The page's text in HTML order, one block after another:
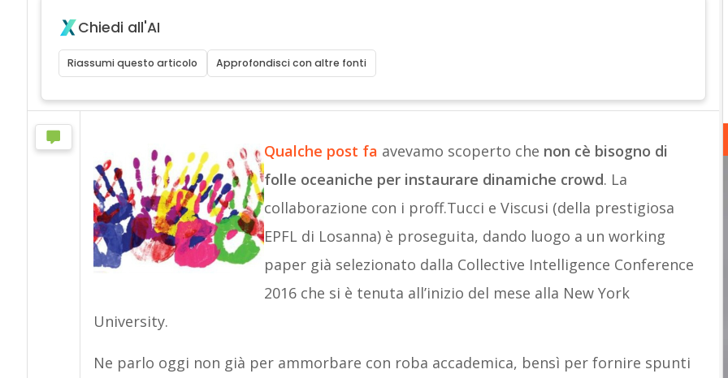
Chiedi all'AI
Riassumi questo articolo Approfondisci con altre fonti
Qualche post fa avevamo scoperto che non cè bisogno di
folle oceaniche per instaurare dinamiche crowd. La
collaborazione con i proff.Tucci e Viscusi (della prestigiosa
EPFL di Losanna) è proseguita, dando luogo a un working
paper già selezionato dalla Collective Intelligence Conference
2016 che si è tenuta all’inizio del mese alla New York
University.
Ne parlo oggi non già per ammorbare con roba accademica, bensì per fornire spunti